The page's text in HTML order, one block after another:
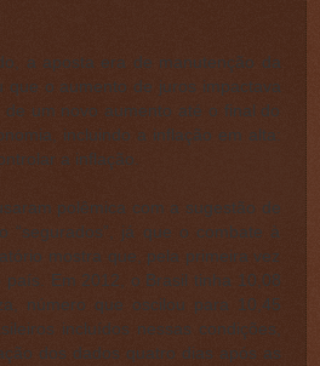
a aposta era de manutenção da
que o aumento de juros impactava
um novo aumento até o final do
incluindo a inflação em alta:
a inflação.
polêmica com a sugestão de
já que o combate à
mostra que, pela primeira vez
Em 2012, o Brasil tinha 10,08
número que oscilou para 10,45
incluídos nessas condições,
dos dados quatro dias após as